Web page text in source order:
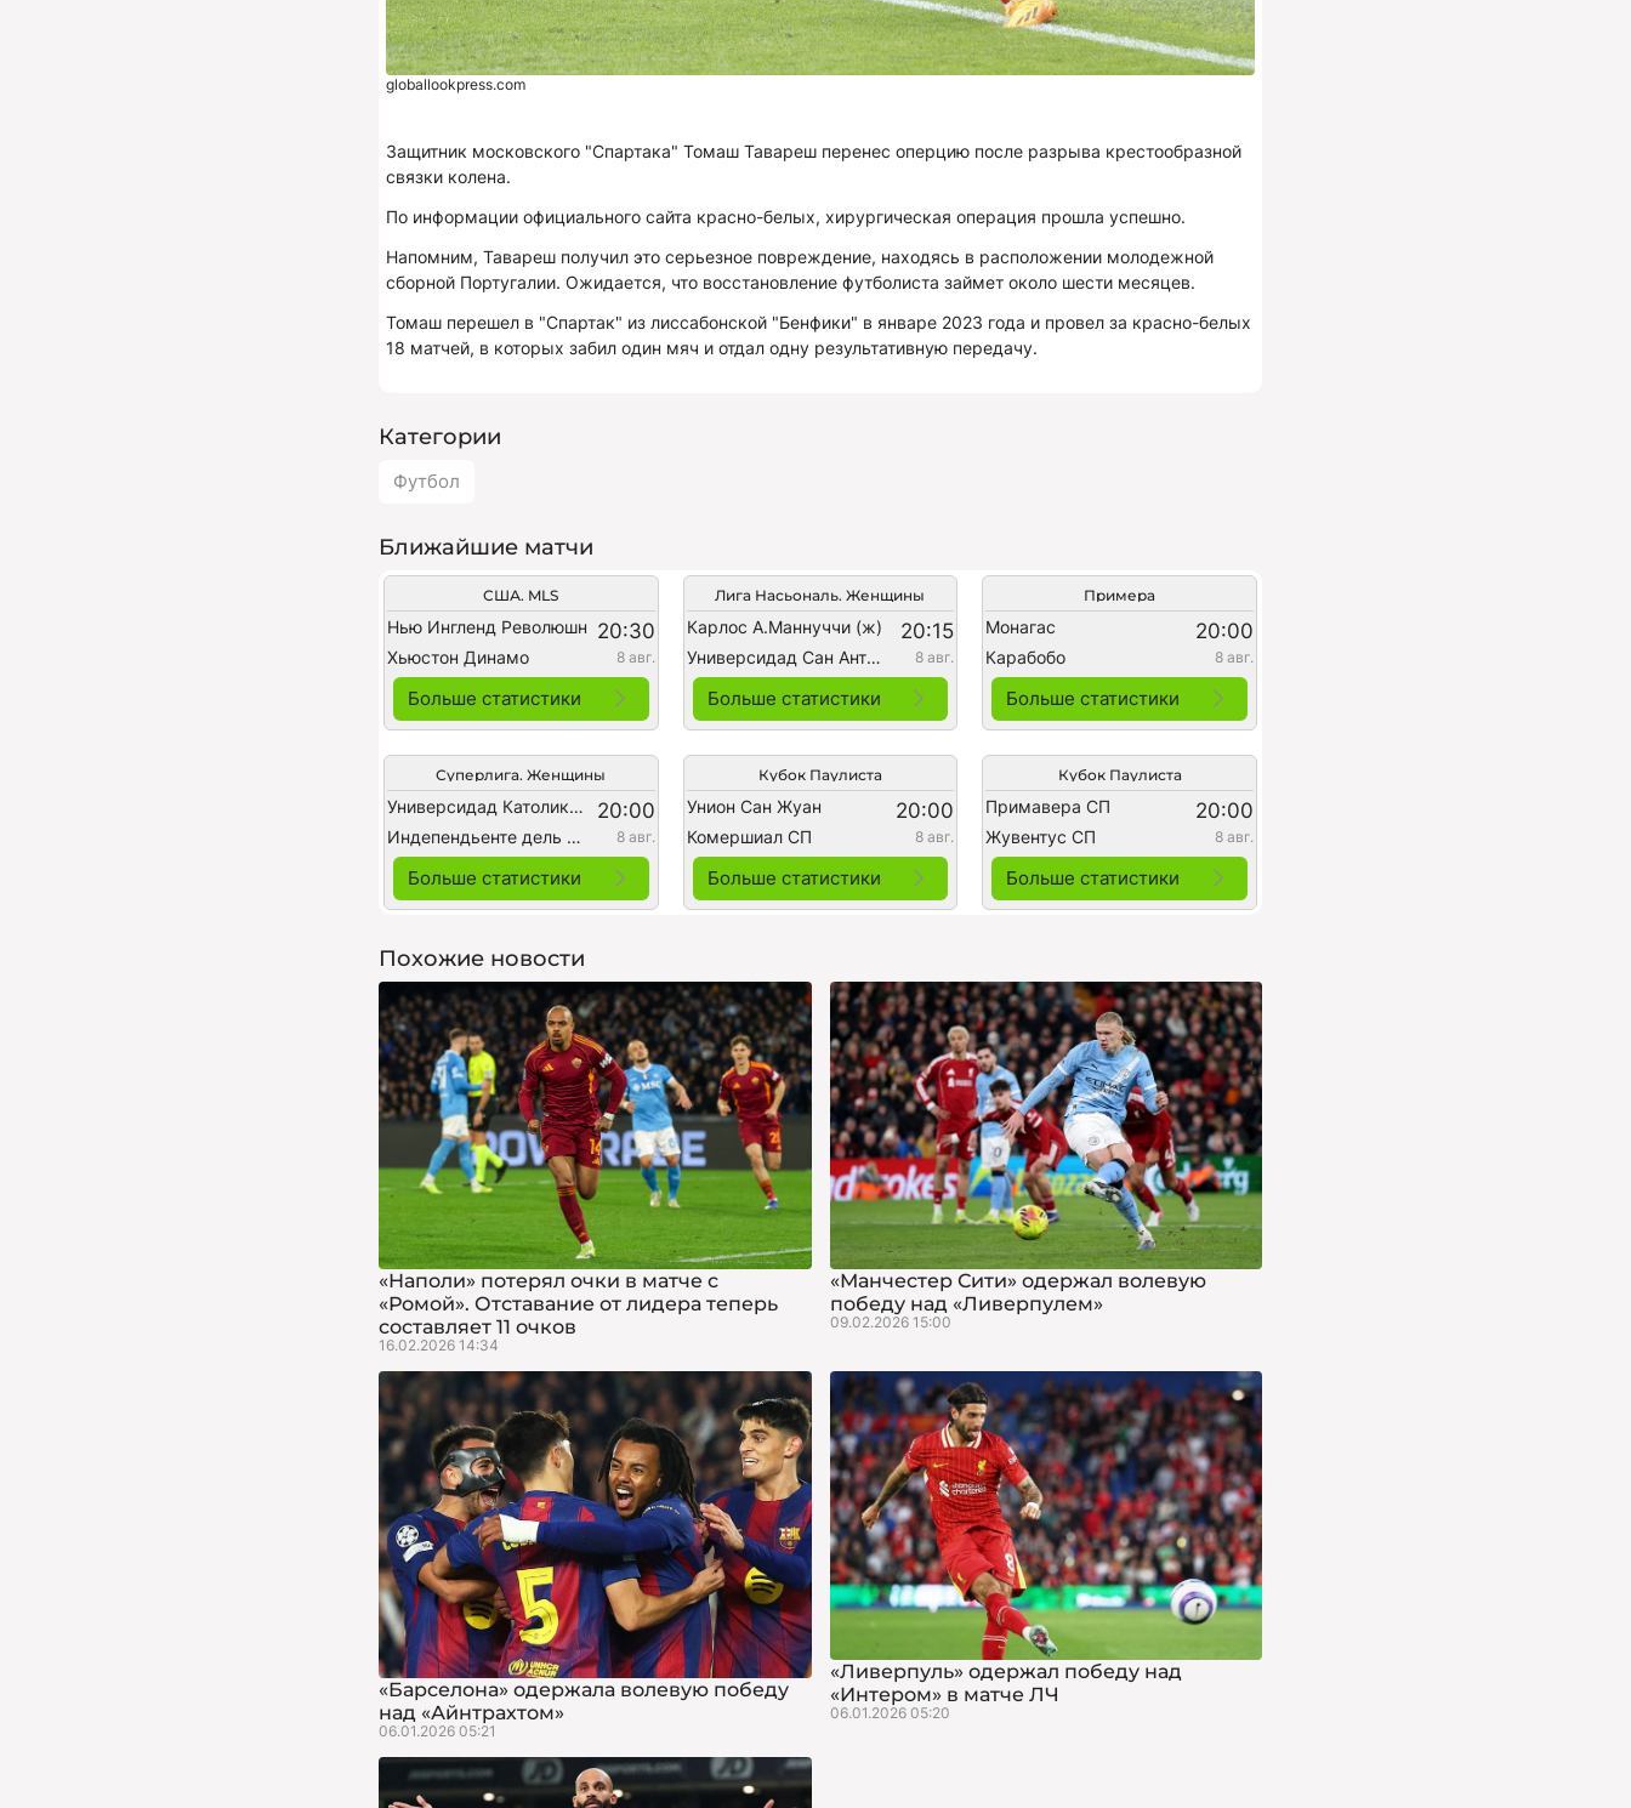
globallookpress.com
Защитник московского "Спартака" Томаш Тавареш перенес оперцию после разрыва крестообразной
связки колена.
По информации официального сайта красно-белых, хирургическая операция прошла успешно.
Напомним, Тавареш получил это серьезное повреждение, находясь в расположении молодежной
сборной Португалии. Ожидается, что восстановление футболиста займет около шести месяцев.
Томаш перешел в "Спартак" из лиссабонской "Бенфики" в январе 2023 года и провел за красно-белых
18 матчей, в которых забил один мяч и отдал одну результативную передачу.
Категории
Футбол
Ближайшие матчи
США. MLS
Нью Ингленд Революшн 20:30
Хьюстон Динамо 8 авг.
Больше статистики
Лига Насьональ. Женщины
Карлос А.Маннуччи (ж) 20:15
Универсидад Сан Антонио Абад (ж) 8 авг.
Больше статистики
Примера
Монагас 20:00
Карабобо 8 авг.
Больше статистики
Суперлига. Женщины
Универсидад Католика (ж) 20:00
Индепендьенте дель Валье (ж) 8 авг.
Больше статистики
Кубок Паулиста
Унион Сан Жуан 20:00
Комершиал СП 8 авг.
Больше статистики
Кубок Паулиста
Примавера СП 20:00
Жувентус СП 8 авг.
Больше статистики
Похожие новости
«Наполи» потерял очки в матче с
«Ромой». Отставание от лидера теперь
составляет 11 очков
16.02.2026 14:34
«Манчестер Сити» одержал волевую
победу над «Ливерпулем»
09.02.2026 15:00
«Барселона» одержала волевую победу
над «Айнтрахтом»
06.01.2026 05:21
«Ливерпуль» одержал победу над
«Интером» в матче ЛЧ
06.01.2026 05:20